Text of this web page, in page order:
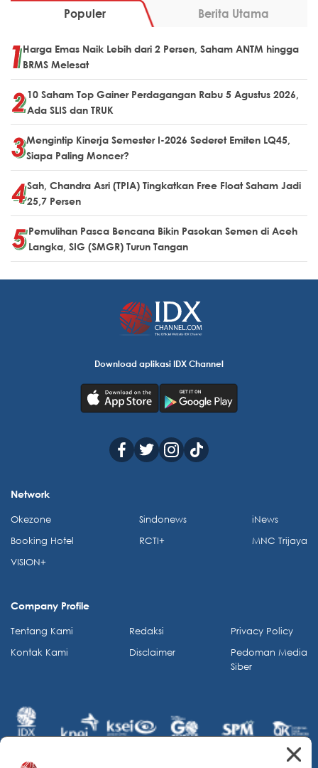
Populer Berita Utama
Harga Emas Naik Lebih dari 2 Persen, Saham ANTM hingga
BRMS Melesat
10 Saham Top Gainer Perdagangan Rabu 5 Agustus 2026,
Ada SLIS dan TRUK
Mengintip Kinerja Semester I-2026 Sederet Emiten LQ45,
Siapa Paling Moncer?
Sah, Chandra Asri (TPIA) Tingkatkan Free Float Saham Jadi
25,7 Persen
Pemulihan Pasca Bencana Bikin Pasokan Semen di Aceh
Langka, SIG (SMGR) Turun Tangan
Download aplikasi IDX Channel
Network
Okezone
Booking Hotel
VISION+
Sindonews
RCTI+
iNews
MNC Trijaya
Company Profile
Tentang Kami
Kontak Kami
Redaksi
Disclaimer
Privacy Policy
Pedoman Media
Siber